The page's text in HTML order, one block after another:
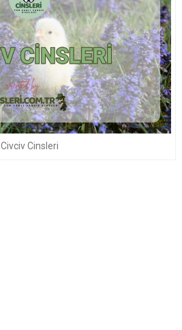
Civciv Cinsleri